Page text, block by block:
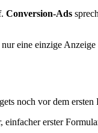
Conversion-Ads
eine einzige Anzeige
noch vor dem ersten
erster